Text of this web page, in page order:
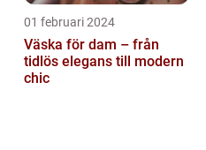
01 februari 2024
Väska för dam – från
tidlös elegans till modern
chic